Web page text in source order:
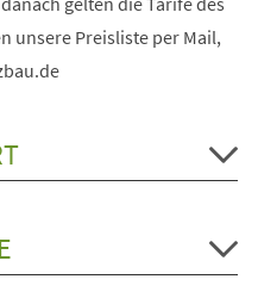
unsere Preisliste per Mail,